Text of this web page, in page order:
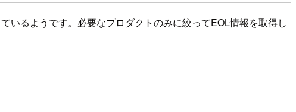
いるようです。必要なプロダクトのみに絞ってEOL情報を取得し